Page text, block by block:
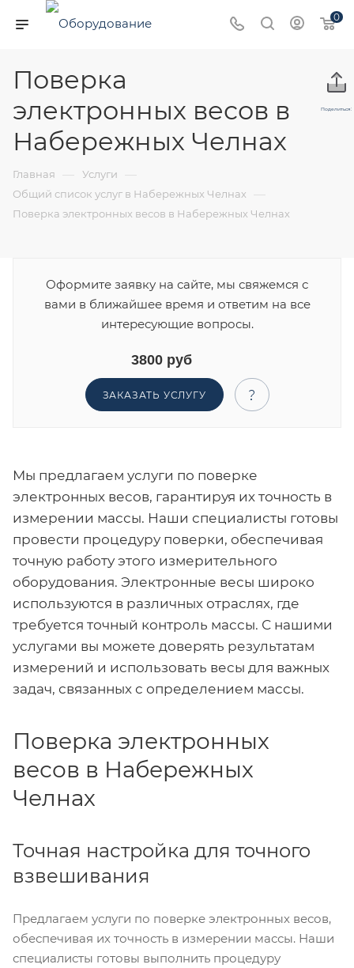
0
Поделиться:
Поверка
электронных весов в
Набережных Челнах
Главная — Услуги —
Общий список услуг в Набережных Челнах —
Поверка электронных весов в Набережных Челнах
Оформите заявку на сайте, мы свяжемся с
вами в ближайшее время и ответим на все
интересующие вопросы.
3800 руб
ЗАКАЗАТЬ УСЛУГУ
Мы предлагаем услуги по поверке
электронных весов, гарантируя их точность в
измерении массы. Наши специалисты готовы
провести процедуру поверки, обеспечивая
точную работу этого измерительного
оборудования. Электронные весы широко
используются в различных отраслях, где
требуется точный контроль массы. С нашими
услугами вы можете доверять результатам
измерений и использовать весы для важных
задач, связанных с определением массы.
Поверка электронных
весов в Набережных
Челнах
Точная настройка для точного
взвешивания
Предлагаем услуги по поверке электронных весов,
обеспечивая их точность в измерении массы. Наши
специалисты готовы выполнить процедуру